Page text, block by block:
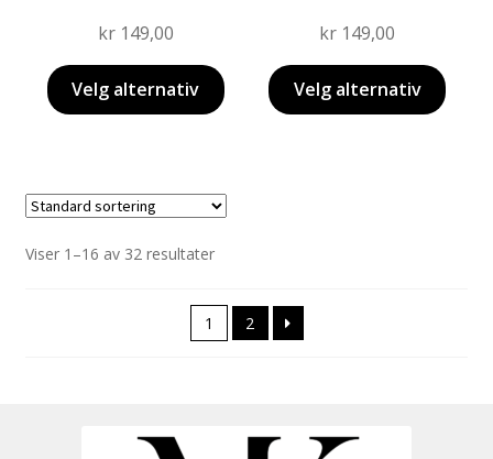
kr149,00
Velg alternativ
kr 149,00
Velg alternativ
Viser 1–16 av 32 resultater
1 2